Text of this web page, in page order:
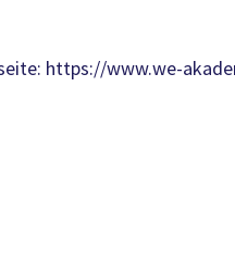
https://www.we-